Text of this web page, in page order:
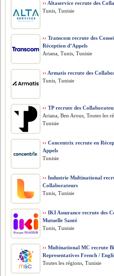
›› Altaservice recrute des
Tunis, Tunisie
›› Transcom recrute des
Réception d’Appels
Ariana, Tunis, Tunisie
›› Armatis recrute des
Tunis, Tunisie
›› TP recrute des
Ariana, Ben Arous, Toutes les
Tunisie
›› Concentrix recrute en
Appels
Tunisie
›› Industrie Multinational
Collaborateurs
Tunis, Tunisie
›› IKI Assurance recrute des
Mutuelle Santé
Tunis, Tunisie
›› Multinational MC recrute
Representatives French /
Toutes les régions, Tunisie